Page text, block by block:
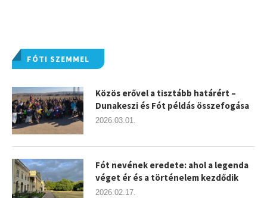
FÓTI SZEMMEL
Közös erővel a tisztább határért –
Dunakeszi és Fót példás összefogása
2026.03.01.
Fót nevének eredete: ahol a legenda
véget ér és a történelem kezdődik
2026.02.17.